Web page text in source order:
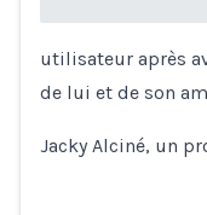
utilisateur après
de lui et de son
Jacky Alciné, un